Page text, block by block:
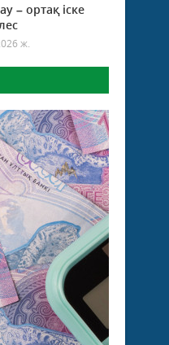
– ортақ іске
ж.